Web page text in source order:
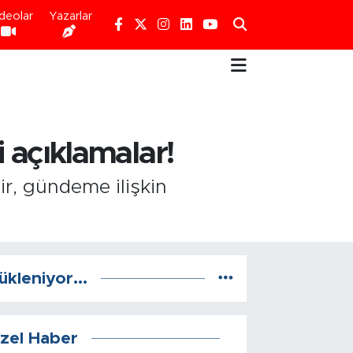
Yazarlar
gündeme ilişkin
Haber